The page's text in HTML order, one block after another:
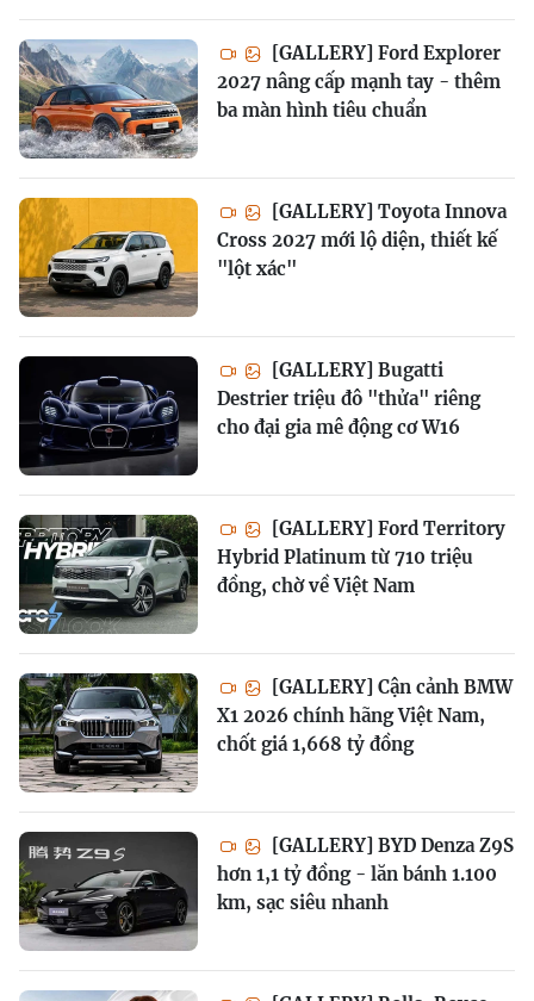
[GALLERY] Ford Explorer
2027 nâng cấp mạnh tay - thêm
ba màn hình tiêu chuẩn
[GALLERY] Toyota Innova
Cross 2027 mới lộ diện, thiết kế
"lột xác"
[GALLERY] Bugatti
Destrier triệu đô "thửa" riêng
cho đại gia mê động cơ W16
[GALLERY] Ford Territory
Hybrid Platinum từ 710 triệu
đồng, chờ về Việt Nam
[GALLERY] Cận cảnh BMW
X1 2026 chính hãng Việt Nam,
chốt giá 1,668 tỷ đồng
[GALLERY] BYD Denza Z9S
hơn 1,1 tỷ đồng - lăn bánh 1.100
km, sạc siêu nhanh